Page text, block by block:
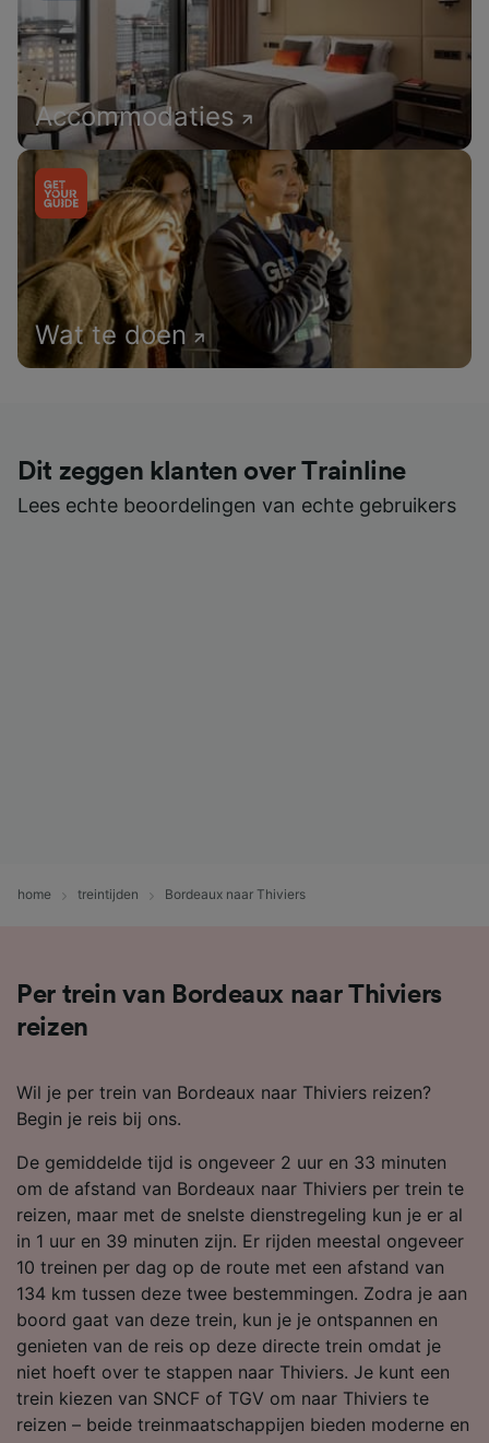
Accommodaties
Wat te doen
Dit zeggen klanten over Trainline
Lees echte beoordelingen van echte gebruikers
home treintijden Bordeaux naar Thiviers
Per trein van Bordeaux naar Thiviers
reizen
Wil je per trein van Bordeaux naar Thiviers reizen?
Begin je reis bij ons.
De gemiddelde tijd is ongeveer 2 uur en 33 minuten
om de afstand van Bordeaux naar Thiviers per trein te
reizen, maar met de snelste dienstregeling kun je er al
in 1 uur en 39 minuten zijn. Er rijden meestal ongeveer
10 treinen per dag op de route met een afstand van
134 km tussen deze twee bestemmingen. Zodra je aan
boord gaat van deze trein, kun je je ontspannen en
genieten van de reis op deze directe trein omdat je
niet hoeft over te stappen naar Thiviers. Je kunt een
trein kiezen van SNCF of TGV om naar Thiviers te
reizen – beide treinmaatschappijen bieden moderne en